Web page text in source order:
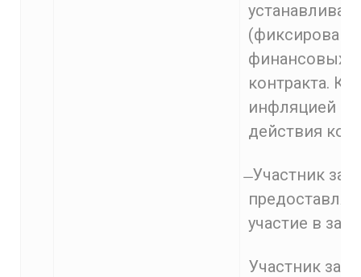
финансовых
контракта.
инфляцией и
действия
Участник
участие в
Участник